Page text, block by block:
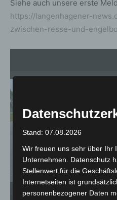
Siehe auch unsere erste
https://langenhagener-
zwischen-resse-und-
Verkehrsunfall zwischen Resse und
beteiligt. Vier Verletzte. Straße gesperrt
/ BG-PRESS de
Stand: 07.08.2026
Wir freuen uns sehr über Ihr
Unternehmen. Datenschutz
Stellenwert für die
Internetseiten ist
personenbezogener Daten